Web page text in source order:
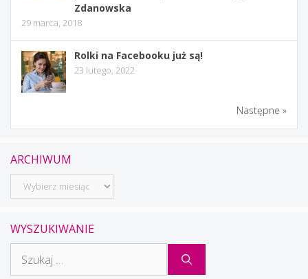
Zdanowska
29 marca, 2018
Rolki na Facebooku już są!
23 lutego, 2022
Następne »
ARCHIWUM
Archiwum
WYSZUKIWANIE